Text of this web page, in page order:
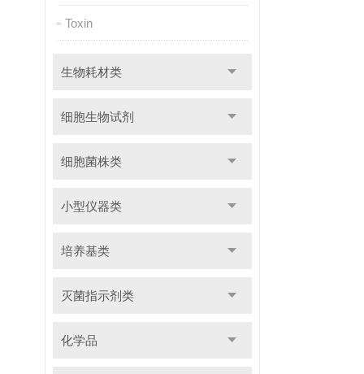
Toxin
生物耗材类
细胞生物试剂
细胞菌株类
小型仪器类
培养基类
灭菌指示剂类
化学品